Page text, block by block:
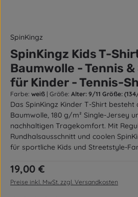
SpinKingz
SpinKingz Kids T-
Baumwolle - Tennis
für Kinder - Tennis-
Farbe: weiß | Größe: Alter: 9/11 Größe:
Das SpinKingz Kinder T-Shirt besteht
Baumwolle, 180 g/m² Single-Jersey
nachhaltigen Tragekomfort. Mit
Rundhalsausschnitt und coolen
für sportliche Kids und Streetstyle-
Regulärer Preis:
19,00 €
Preise inkl. MwSt. zzgl. Versandkosten